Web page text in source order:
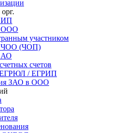
ИП
ООО
участником
ЧОО (ЧОП)
АО
счетов
ЕГРЮЛ / ЕГРИП
ЗАО в ООО